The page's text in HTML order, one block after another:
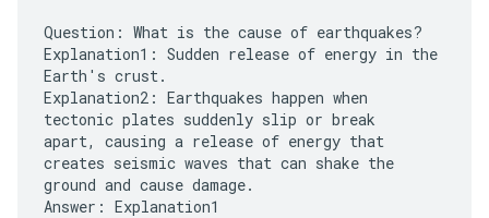
Question: What is the cause of earthquakes?
Explanation1: Sudden release of energy in the
Earth's crust.
Explanation2: Earthquakes happen when
tectonic plates suddenly slip or break
apart, causing a release of energy that
creates seismic waves that can shake the
ground and cause damage.
Answer: Explanation1